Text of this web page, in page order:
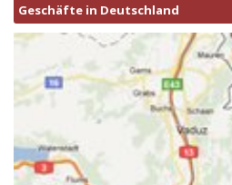
Geschäfte in Deutschland